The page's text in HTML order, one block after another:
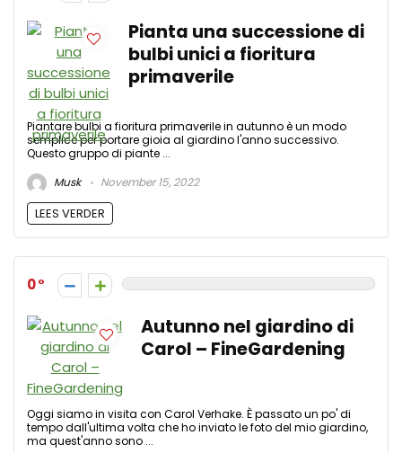
Pianta una successione di
bulbi unici a fioritura
primaverile
Piantare bulbi a fioritura primaverile in autunno è un modo
semplice per portare gioia al giardino l'anno successivo.
Questo gruppo di piante ...
Musk
November 15, 2022
LEES VERDER
0
Autunno nel giardino di
Carol – FineGardening
Oggi siamo in visita con Carol Verhake. È passato un po' di
tempo dall'ultima volta che ho inviato le foto del mio giardino,
ma quest'anno sono ...